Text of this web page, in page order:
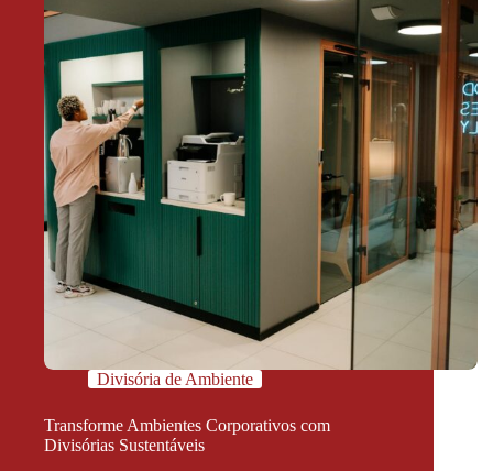
Divisória de Ambiente
Transforme Ambientes Corporativos com
Divisórias Sustentáveis